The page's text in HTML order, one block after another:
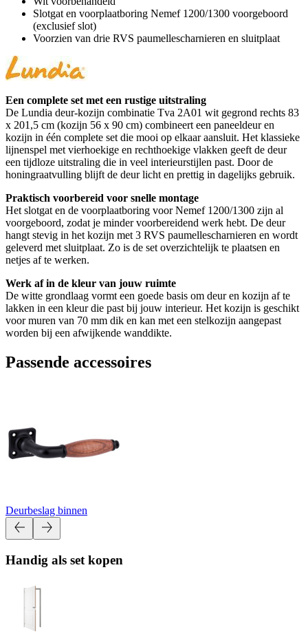
Slotgat en voorplaatboring Nemef 1200/1300 voorgeboord
(exclusief slot)
Voorzien van drie RVS paumellescharnieren en sluitplaat
Een complete set met een rustige uitstraling
De Lundia deur-kozijn combinatie Tva 2A01 wit gegrond rechts 83
x 201,5 cm (kozijn 56 x 90 cm) combineert een paneeldeur en
kozijn in één complete set die mooi op elkaar aansluit. Het klassieke
lijnenspel met vierhoekige en rechthoekige vlakken geeft de deur
een tijdloze uitstraling die in veel interieurstijlen past. Door de
honingraatvulling blijft de deur licht en prettig in dagelijks gebruik.
Praktisch voorbereid voor snelle montage
Het slotgat en de voorplaatboring voor Nemef 1200/1300 zijn al
voorgeboord, zodat je minder voorbereidend werk hebt. De deur
hangt stevig in het kozijn met 3 RVS paumellescharnieren en wordt
geleverd met sluitplaat. Zo is de set overzichtelijk te plaatsen en
netjes af te werken.
Werk af in de kleur van jouw ruimte
De witte grondlaag vormt een goede basis om deur en kozijn af te
lakken in een kleur die past bij jouw interieur. Het kozijn is geschikt
voor muren van 70 mm dik en kan met een stelkozijn aangepast
worden bij een afwijkende wanddikte.
Passende accessoires
Deurbeslag binnen
Handig als set kopen